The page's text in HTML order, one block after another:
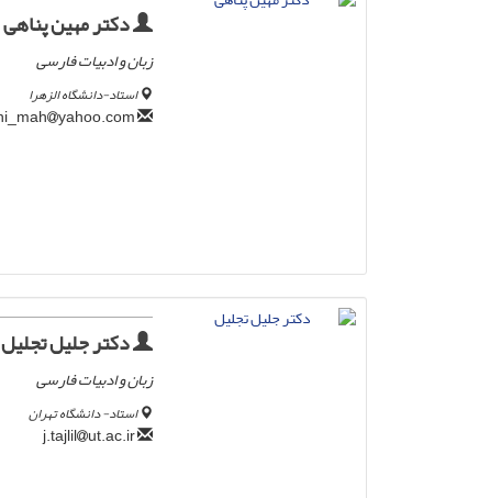
دکتر مهین پناهی
زبان و ادبیات فارسی
استاد-دانشگاه الزهرا
yahoo.com
دکتر جلیل تجلیل
زبان و ادبیات فارسی
استاد- دانشگاه تهران
ut.ac.ir